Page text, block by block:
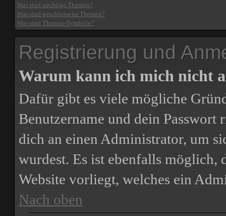
Was sind wichtige Themen?
Was sind geschlossene Themen?
Was sind Themen-Symbole?
Registrierung und
Warum kann ich mich nicht
Dafür gibt es viele mögliche
Benutzername und dein
dich an einen Administrator, um
wurdest. Es ist ebenfalls
Website vorliegt, welches ein
Nach oben